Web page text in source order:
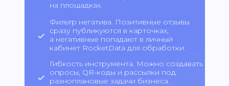
Гибкость инструмента. Можно создавать
опросы, QR-коды и рассылки под
разноплановые задачи бизнеса.
Фильтр негатива. Позитивные отзывы
сразу публикуются в карточках,
а негативные попадают в личный
кабинет RocketData для обработки.
на площадках.